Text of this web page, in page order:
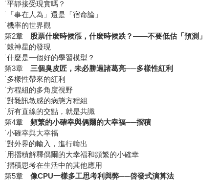
˙平靜接受現實嗎？
˙「事在人為」還是「宿命論」
˙機率的世界觀
第2章 股票什麼時候漲，什麼時候跌？――不要低估「預測」
˙穀神星的發現
˙什麼是一個好的學習模型？
第3章 三個臭皮匠，未必勝過諸葛亮──多樣性紅利
˙多樣性帶來的紅利
˙方程組的多角度視野
˙對雜訊敏感的病態方程組
˙所有直線的交點，就是共識
第4章 頻繁的小確幸與偶爾的大幸福──摺積
˙小確幸與大幸福
˙對外界的輸入，進行輸出
˙用摺積解釋偶爾的大幸福和頻繁的小確幸
˙摺積思考在生活中的其他應用
第5章 像CPU一樣多工思考利與弊──啓發式演算法